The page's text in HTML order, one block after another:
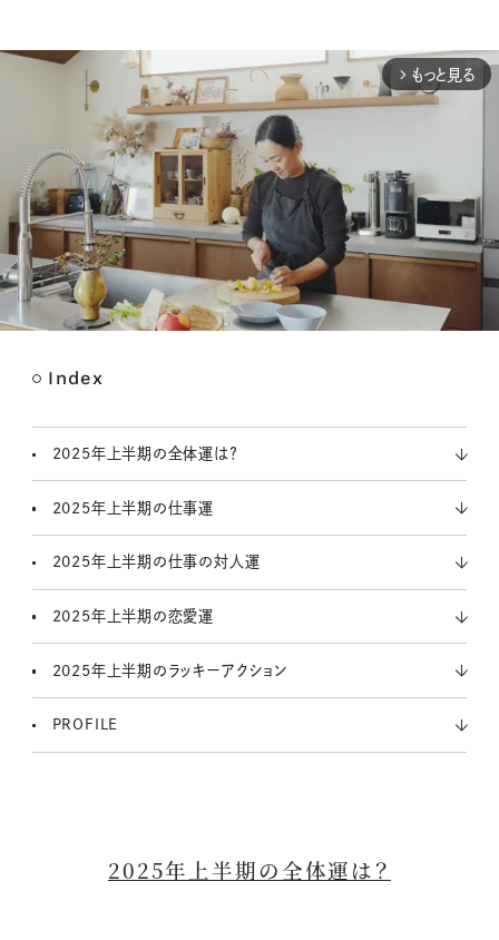
arrow_forward_ios もっと見る
Index
2025年上半期の全体運は？
2025年上半期の仕事運
2025年上半期の仕事の対人運
2025年上半期の恋愛運
2025年上半期のラッキーアクション
PROFILE
2025年上半期の全体運は？